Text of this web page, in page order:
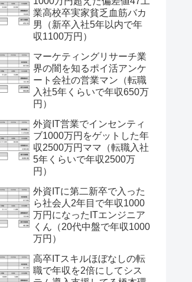
業高校卒実家貧乏血筋バカ
男（新卒入社5年以内で年
収1100万円）
マーケティングリサーチ業
界の闇を知るポイ活アンケ
ート会社の営業マン（転職
入社5年くらいで年収650万
円）
外資IT営業でインセンティ
ブ1000万円をゲットした年
収2500万円ママ（転職入社
5年くらいで年収2500万
円）
外資ITに第二新卒で入った
ら社会人2年目で年収1000
万円になったITエンジニア
くん（20代中盤で年収1000
万円）
高卒ITスキルほぼなしの転
職で年収を2倍にしてシス